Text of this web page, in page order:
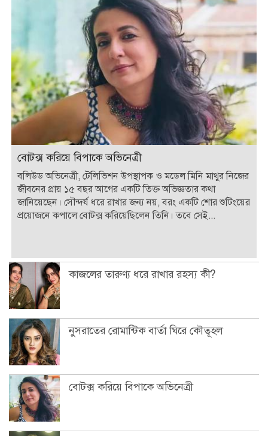
বোটক্স করিয়ে বিপাকে অভিনেত্রী
বলিউড অভিনেত্রী, টেলিভিশন উপস্থাপক ও মডেল মিনি মাথুর নিজের
জীবনের প্রায় ১৫ বছর আগের একটি তিক্ত অভিজ্ঞতার কথা
জানিয়েছেন। সৌন্দর্য ধরে রাখার জন্য নয়, বরং একটি শোর শুটিংয়ের
প্রয়োজনে কপালে বোটক্স করিয়েছিলেন তিনি। তবে সেই...
কাজলের তারুণ্য ধরে রাখার রহস্য কী?
নুসরাতের রোমান্টিক বার্তা ঘিরে কৌতূহল
বোটক্স করিয়ে বিপাকে অভিনেত্রী